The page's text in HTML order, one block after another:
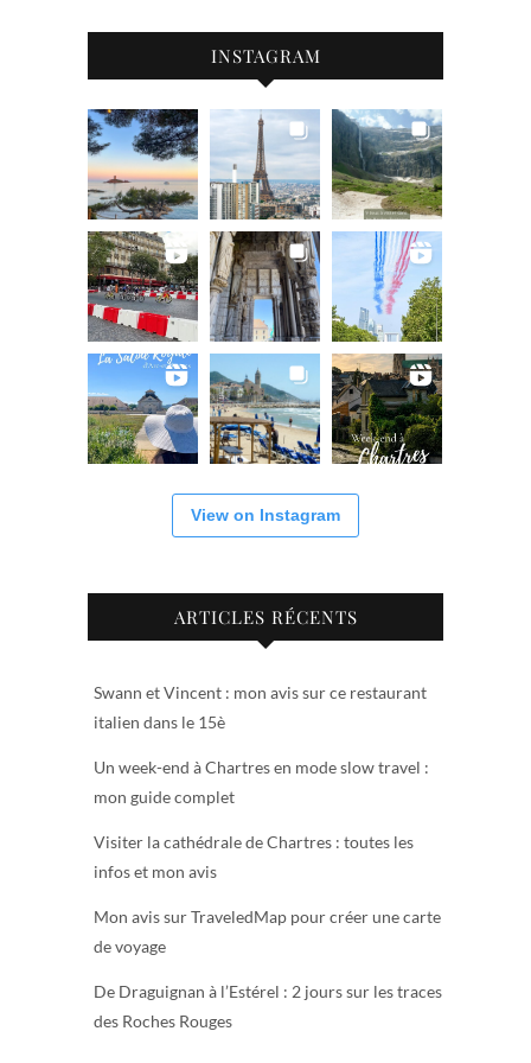
INSTAGRAM
View on Instagram
ARTICLES RÉCENTS
Swann et Vincent : mon avis sur ce restaurant
italien dans le 15è
Un week-end à Chartres en mode slow travel :
mon guide complet
Visiter la cathédrale de Chartres : toutes les
infos et mon avis
Mon avis sur TraveledMap pour créer une carte
de voyage
De Draguignan à l’Estérel : 2 jours sur les traces
des Roches Rouges